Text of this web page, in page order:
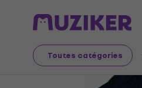
Toutes catégories
Merch Produits musicaux
L'offre est terminée